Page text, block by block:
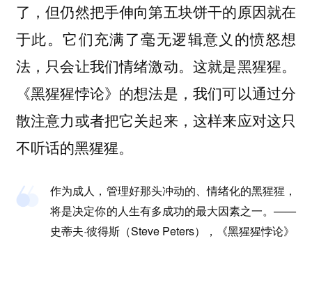
了，但仍然把手伸向第五块饼干的原因就在
于此。它们充满了毫无逻辑意义的愤怒想
法，只会让我们情绪激动。这就是黑猩猩。
《黑猩猩悖论》的想法是，我们可以通过分
散注意力或者把它关起来，这样来应对这只
不听话的黑猩猩。
作为成人，管理好那头冲动的、情绪化的黑猩猩，
将是决定你的人生有多成功的最大因素之一。——
史蒂夫·彼得斯（Steve Peters），《黑猩猩悖论》